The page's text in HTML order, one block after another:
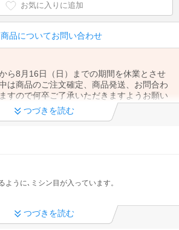
お気に入りに追加
商品についてお問い合わせ
ら8月16日（日）までの期間を休業とさせ
は商品のご注文確定、商品発送、お問合わ
すので何卒ご了承いただきますようお願い
決済でのなりすまし注文の対策として、 ク
話番号をお間違いのないようお願いしま
お知らせ
在宅勤務としております。《オフィスでの
こちらの時間外ではお電話での対応を
つづきを読む
ように､ミシン目が入っています。
つづきを読む